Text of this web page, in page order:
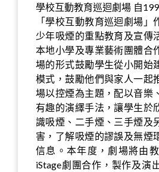
學校互動教育巡迴劇場 自
「學校互動教育巡迴劇場」
少年吸煙的重點教育及宣傳
本地小學及專業藝術團體合
場的形式鼓勵學生從小開始
模式，鼓勵他們與家人一起
場以控煙為主題，配以音樂
有趣的演繹手法，讓學生於
識吸煙、二手煙、三手煙及
害，了解吸煙的謬誤及無煙
信息。本年度，劇場將由
iStage劇團合作，製作及演